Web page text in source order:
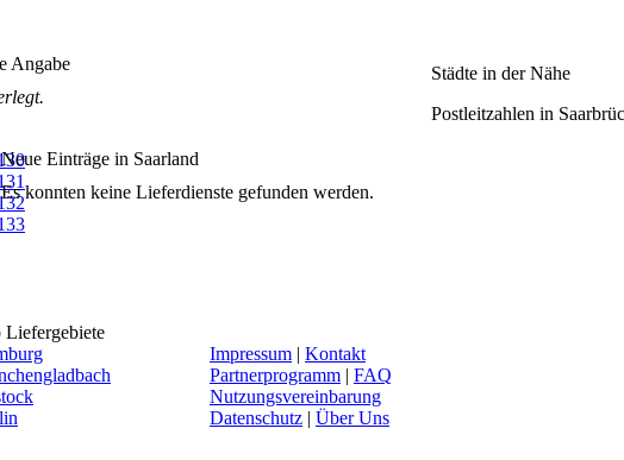
Angabe
Städte in der Nähe
Postleitzahlen in
Neue Einträge in Saarland
Es konnten keine Lieferdienste gefunden werden.
Liefergebiete
Impressum | Kontakt
Partnerprogramm | FAQ
Nutzungsvereinbarung
Datenschutz | Über Uns